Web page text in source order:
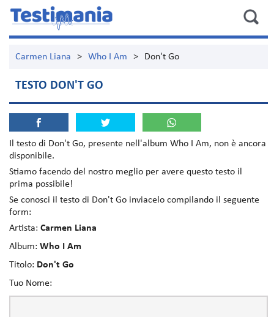
Carmen Liana > Who I Am > Don't Go
TESTO DON'T GO
Il testo di Don't Go, presente nell'album Who I Am, non è ancora
disponibile.
Stiamo facendo del nostro meglio per avere questo testo il
prima possibile!
Se conosci il testo di Don't Go inviacelo compilando il seguente
form:
Artista: Carmen Liana
Album: Who I Am
Titolo: Don't Go
Tuo Nome: